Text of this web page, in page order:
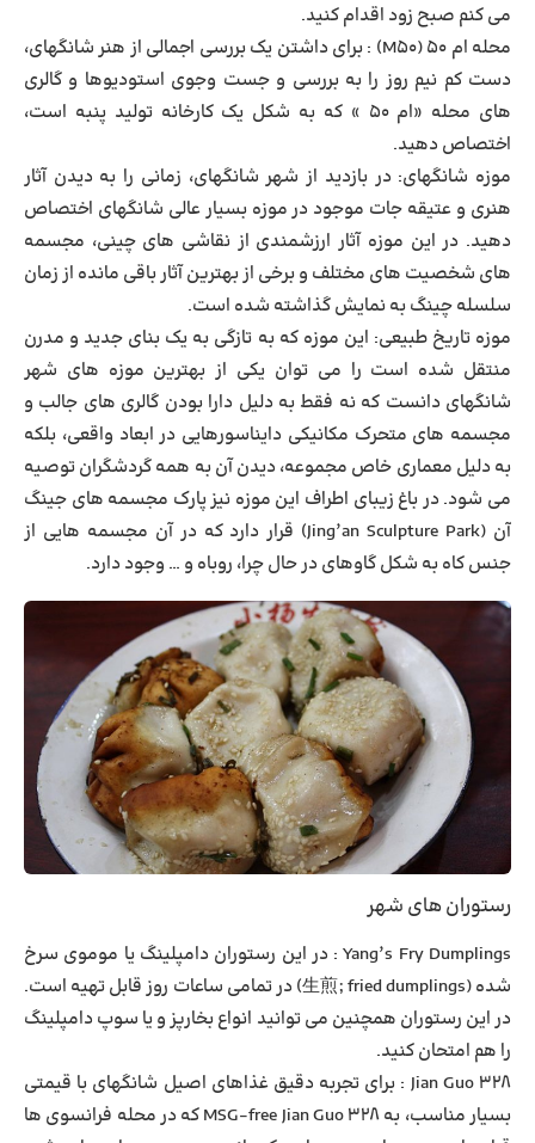
می کنم صبح زود اقدام کنید.
محله ام ۵۰
(M50) : برای داشتن یک بررسی اجمالی از هنر شانگهای،
دست کم نیم روز را به بررسی و جست وجوی استودیوها و گالری
های محله «ام ۵۰ » که به شکل یک کارخانه تولید پنبه است،
اختصاص دهید.
موزه شانگهای: در بازدید از شهر شانگهای، زمانی را به دیدن آثار
هنری و عتیقه جات موجود در موزه بسیار عالی شانگهای اختصاص
دهید. در این موزه آثار ارزشمندی از نقاشی های چینی، مجسمه
های شخصیت های مختلف و برخی از بهترین آثار باقی مانده از زمان
سلسله چینگ به نمایش گذاشته شده است.
موزه تاریخ طبیعی: این موزه که به تازگی به یک بنای جدید و مدرن
منتقل شده است را می توان یکی از بهترین موزه های شهر
شانگهای دانست که نه فقط به دلیل دارا بودن گالری های جالب و
مجسمه های متحرک مکانیکی دایناسورهایی در ابعاد واقعی، بلکه
به دلیل معماری خاص مجموعه، دیدن آن به همه گردشگران توصیه
می شود. در باغ زیبای اطراف این موزه نیز پارک مجسمه های جینگ
آن (Jing’an Sculpture Park) قرار دارد که در آن مجسمه هایی از
جنس کاه به شکل گاوهای در حال چرا، روباه و … وجود دارد.
رستوران های شهر
Yang’s Fry Dumplings : در این رستوران دامپلینگ یا موموی سرخ
شده (生煎; fried dumplings) در تمامی ساعات روز قابل تهیه است.
در این رستوران همچنین می توانید انواع بخارپز و یا سوپ دامپلینگ
را هم امتحان کنید.
Jian Guo 328 : برای تجربه دقیق غذاهای اصیل شانگهای با قیمتی
بسیار مناسب، به MSG-free Jian Guo 328 که در محله فرانسوی ها